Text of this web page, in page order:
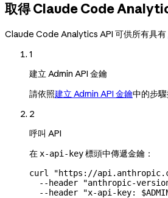
取得 Claude Code
Claude Code Analytics API 可供所有具有
1
建立 Admin API 金鑰
請依照建立 Admin API 金鑰中的步驟
2
呼叫 API
在 x-api-key標頭中傳遞金鑰：
curl "https://
  --header
"anthropic-
  --header
"x-api-key: